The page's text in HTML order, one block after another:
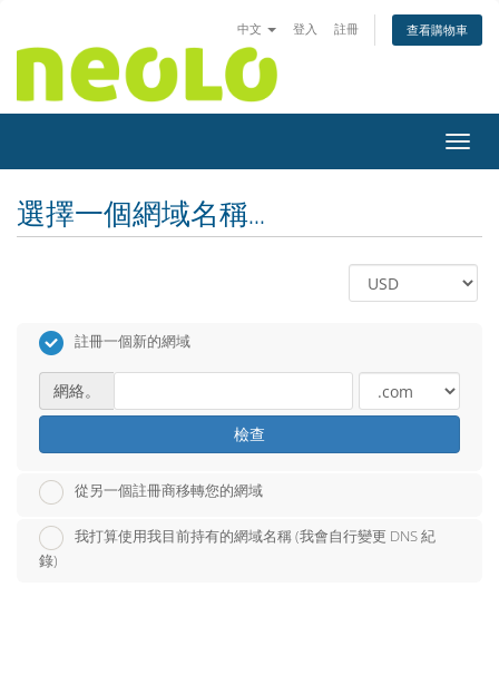
中文 登入 註冊 查看購物車
切換
選擇一個網域名稱...
註冊一個新的網域
網絡。
檢查
從另一個註冊商移轉您的網域
我打算使用我目前持有的網域名稱 (我會自行變更 DNS 紀
錄)